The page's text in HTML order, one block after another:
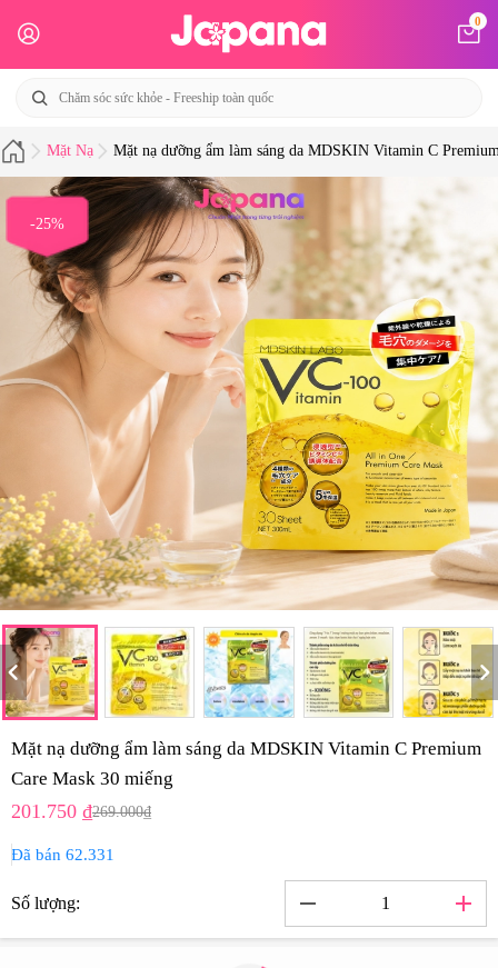
0
Mặt Nạ Mặt nạ dưỡng ẩm làm sáng da MDSKIN Vitamin C
-25%
Mặt nạ dưỡng ẩm làm sáng da MDSKIN Vitamin C Premium
Care Mask 30 miếng
201.750 ₫269.000₫
Đã bán 62.331
Số lượng: remove add